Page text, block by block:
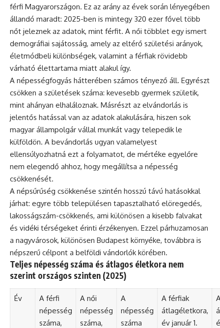
férfi Magyarországon. Ez az arány az évek során lényegében
állandó maradt: 2025-ben is mintegy 320 ezer fővel több
nőt jeleznek az adatok, mint férfit. A női többlet egy ismert
demográfiai sajátosság, amely az eltérő születési arányok,
életmódbeli különbségek, valamint a férfiak rövidebb
várható élettartama miatt alakul így.
A népességfogyás hátterében számos tényező áll. Egyrészt
csökken a születések száma: kevesebb gyermek születik,
mint ahányan elhaláloznak. Másrészt az elvándorlás is
jelentős hatással van az adatok alakulására, hiszen sok
magyar állampolgár vállal munkát vagy telepedik le
külföldön. A bevándorlás ugyan valamelyest
ellensúlyozhatná ezt a folyamatot, de mértéke egyelőre
nem elegendő ahhoz, hogy megállítsa a népesség
csökkenését.
A népsűrűség csökkenése szintén hosszú távú hatásokkal
járhat: egyre több településen tapasztalható elöregedés,
lakosságszám-csökkenés, ami különösen a kisebb falvakat
és vidéki térségeket érinti érzékenyen. Ezzel párhuzamosan
a nagyvárosok, különösen Budapest környéke, továbbra is
népszerű célpont a belföldi vándorlók körében.
Teljes népesség száma és átlagos életkora nem
szerint országos szinten (2025)
Év
A férfi
népesség
száma,
A női
népesség
száma,
A
népesség
száma
A férfiak
átlagéletkora,
év január 1.